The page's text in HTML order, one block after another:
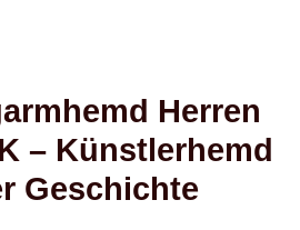
Herren
– Künstlerhemd
Geschichte